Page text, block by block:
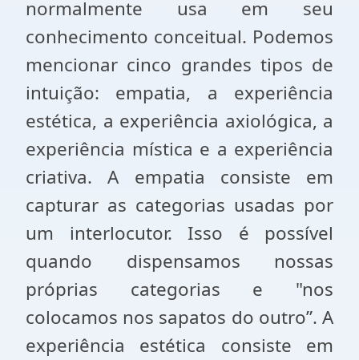
normalmente usa em seu
conhecimento conceitual. Podemos
mencionar cinco grandes tipos de
intuição: empatia, a experiência
estética, a experiência axiológica, a
experiência mística e a experiência
criativa. A empatia consiste em
capturar as categorias usadas por
um interlocutor. Isso é possível
quando dispensamos nossas
próprias categorias e "nos
colocamos nos sapatos do outro”. A
experiência estética consiste em